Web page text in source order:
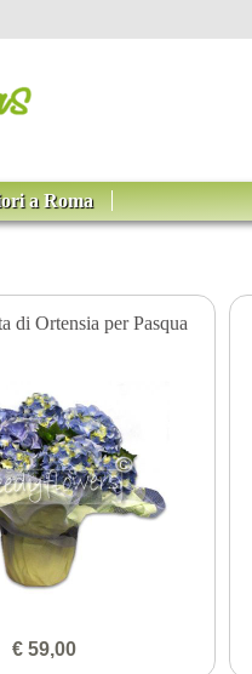
a Roma
di Ortensia per Pasqua
€ 59,00